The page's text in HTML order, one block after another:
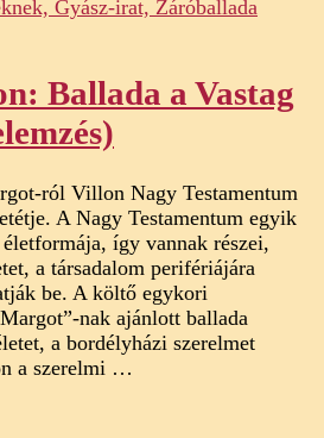
Ballada a Vastag
ról Villon Nagy Testamentum
A Nagy Testamentum egyik
így vannak részei,
a társadalom perifériájára
be. A költő egykori
nak ajánlott ballada
a bordélyházi szerelmet
a szerelmi …